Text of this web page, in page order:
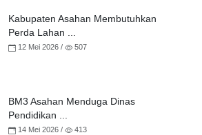
Kabupaten Asahan Membutuhkan
Perda Lahan ...
12 Mei 2026 / 507
BM3 Asahan Menduga Dinas
Pendidikan ...
14 Mei 2026 / 413